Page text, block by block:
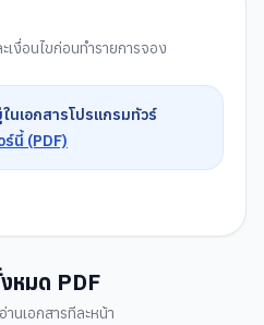
เงื่อนไขก่อนทำรายการจอง
นเอกสารโปรแกรมทัวร์
นี้ (PDF)
หมด PDF
นเอกสารทีละหน้า